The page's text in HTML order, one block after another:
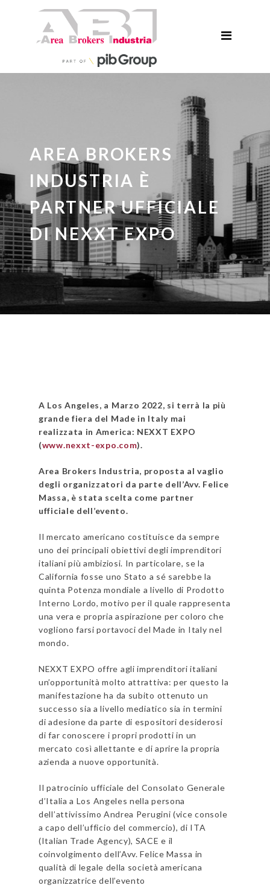
AREA BROKERS
INDUSTRIA È
PARTNER UFFICIALE
DI NEXXT EXPO
A Los Angeles, a Marzo 2022, si terrà la più
grande fiera del Made in Italy mai
realizzata in America: NEXXT EXPO
(www.nexxt-expo.com).
Area Brokers Industria, proposta al vaglio
degli organizzatori da parte dell’Avv. Felice
Massa, è stata scelta come partner
ufficiale dell’evento.
Il mercato americano costituisce da sempre
uno dei principali obiettivi degli imprenditori
italiani più ambiziosi. In particolare, se la
California fosse uno Stato a sé sarebbe la
quinta Potenza mondiale a livello di Prodotto
Interno Lordo, motivo per il quale rappresenta
una vera e propria aspirazione per coloro che
vogliono farsi portavoci del Made in Italy nel
mondo.
NEXXT EXPO offre agli imprenditori italiani
un’opportunità molto attrattiva: per questo la
manifestazione ha da subito ottenuto un
successo sia a livello mediatico sia in termini
di adesione da parte di espositori desiderosi
di far conoscere i propri prodotti in un
mercato così allettante e di aprire la propria
azienda a nuove opportunità.
Il patrocinio ufficiale del Consolato Generale
d’Italia a Los Angeles nella persona
dell’attivissimo Andrea Perugini (vice console
a capo dell’ufficio del commercio), di ITA
(Italian Trade Agency), SACE e il
coinvolgimento dell’Avv. Felice Massa in
qualità di legale della società americana
organizzatrice dell’evento